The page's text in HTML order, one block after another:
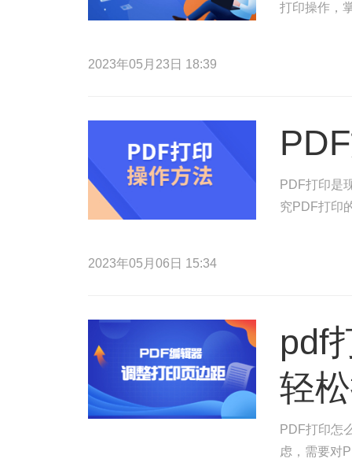
打印操作，
2023年05月23日 18:39
PDF打印是
究PDF打印
2023年05月06日 15:34
pdf
轻
PDF打印怎
虑，需要对